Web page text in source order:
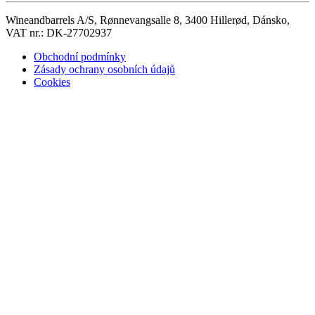
Wineandbarrels A/S, Rønnevangsalle 8, 3400 Hillerød, Dánsko,
VAT nr.: DK-27702937
Obchodní podmínky
Zásady ochrany osobních údajů
Cookies